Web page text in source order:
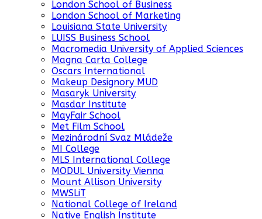
London School of Business
London School of Marketing
Louisiana State University
LUISS Business School
Macromedia University of Applied Sciences
Magna Carta College
Oscars International
Makeup Designory MUD
Masaryk University
Masdar Institute
MayFair School
Met Film School
Mezinárodní Svaz Mládeže
MI College
MLS International College
MODUL University Vienna
Mount Allison University
MWSLiT
National College of Ireland
Native English Institute